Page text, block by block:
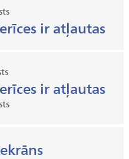
ir atļautas
ir atļautas